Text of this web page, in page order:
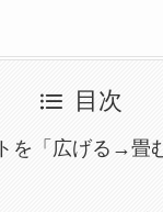
目次
を「広げる→畳